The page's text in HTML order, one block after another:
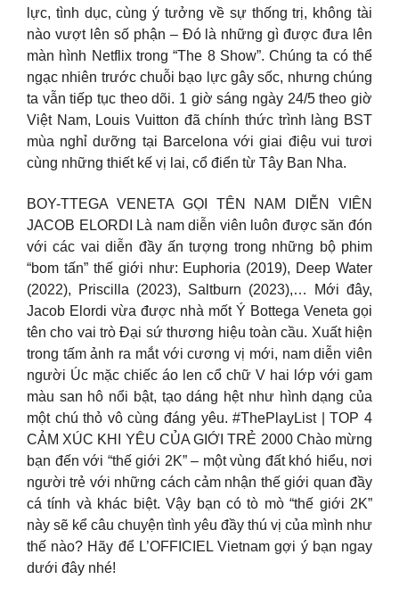
lực, tình dục, cùng ý tưởng về sự thống trị, không tài
nào vượt lên số phận – Đó là những gì được đưa lên
màn hình Netflix trong “The 8 Show”. Chúng ta có thể
ngạc nhiên trước chuỗi bạo lực gây sốc, nhưng chúng
ta vẫn tiếp tục theo dõi. 1 giờ sáng ngày 24/5 theo giờ
Việt Nam, Louis Vuitton đã chính thức trình làng BST
mùa nghỉ dưỡng tại Barcelona với giai điệu vui tươi
cùng những thiết kế vị lai, cổ điển từ Tây Ban Nha.
BOY-TTEGA VENETA GỌI TÊN NAM DIỄN VIÊN
JACOB ELORDI Là nam diễn viên luôn được săn đón
với các vai diễn đầy ấn tượng trong những bộ phim
“bom tấn” thế giới như: Euphoria (2019), Deep Water
(2022), Priscilla (2023), Saltburn (2023),… Mới đây,
Jacob Elordi vừa được nhà mốt Ý Bottega Veneta gọi
tên cho vai trò Đại sứ thương hiệu toàn cầu. Xuất hiện
trong tấm ảnh ra mắt với cương vị mới, nam diễn viên
người Úc mặc chiếc áo len cổ chữ V hai lớp với gam
màu san hô nổi bật, tạo dáng hệt như hình dạng của
một chú thỏ vô cùng đáng yêu. #ThePlayList | TOP 4
CẢM XÚC KHI YÊU CỦA GIỚI TRẺ 2000 Chào mừng
bạn đến với “thế giới 2K” – một vùng đất khó hiểu, nơi
người trẻ với những cách cảm nhận thế giới quan đầy
cá tính và khác biệt. Vậy bạn có tò mò “thế giới 2K”
này sẽ kể câu chuyện tình yêu đầy thú vị của mình như
thế nào? Hãy để L’OFFICIEL Vietnam gợi ý bạn ngay
dưới đây nhé!